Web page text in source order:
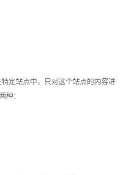
定站点中，只对这个站点的内容进
种：